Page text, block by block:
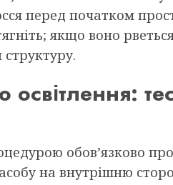
перед початком
якщо воно
структуру.
освітлення:
обов’язково
на внутрішню